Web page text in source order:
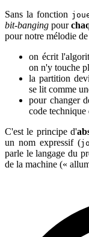
Sans la fonction
bit-banging pour
pour notre mélodie
on écrit
on n'y touche
la partition
se lit comme
pour changer
code technique
C'est le principe d'
un nom expressif (
parle le langage du
de la machine («